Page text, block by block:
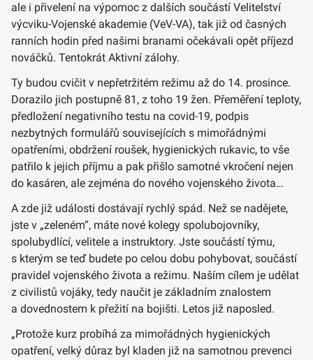
ale i přivelení na výpomoc z dalších součástí Velitelství
výcviku-Vojenské akademie (VeV-VA), tak již od časných
ranních hodin před našimi branami očekávali opět příjezd
nováčků. Tentokrát Aktivní zálohy.
Ty budou cvičit v nepřetržitém režimu až do 14. prosince.
Dorazilo jich postupně 81, z toho 19 žen. Přeměření teploty,
předložení negativního testu na covid-19, podpis
nezbytných formulářů souvisejících s mimořádnými
opatřeními, obdržení roušek, hygienických rukavic, to vše
patřilo k jejich příjmu a pak přišlo samotné vkročení nejen
do kasáren, ale zejména do nového vojenského života…
A zde již události dostávají rychlý spád. Než se nadějete,
jste v „zeleném“, máte nové kolegy spolubojovníky,
spolubydlící, velitele a instruktory. Jste součástí týmu,
s kterým se teď budete po celou dobu pohybovat, součástí
pravidel vojenského života a režimu. Naším cílem je udělat
z civilistů vojáky, tedy naučit je základním znalostem
a dovednostem k přežití na bojišti. Letos již naposled.
„Protože kurz probíhá za mimořádných hygienických
opatření, velký důraz byl kladen již na samotnou prevenci